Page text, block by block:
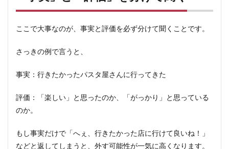
ここで大事なのが、事実と評価を必ず分けて聞くことです。
さっきの例で言うと、
事実：行きたかったパスタ屋さんに行ってきた
評価：「楽しい」と思ったのか、「がっかり」と思っている
のか。
もし事実だけで「へぇ、行きたかった店に行けて良いね！」
などと返してしまうと、外す可能性が一気に高くなります。